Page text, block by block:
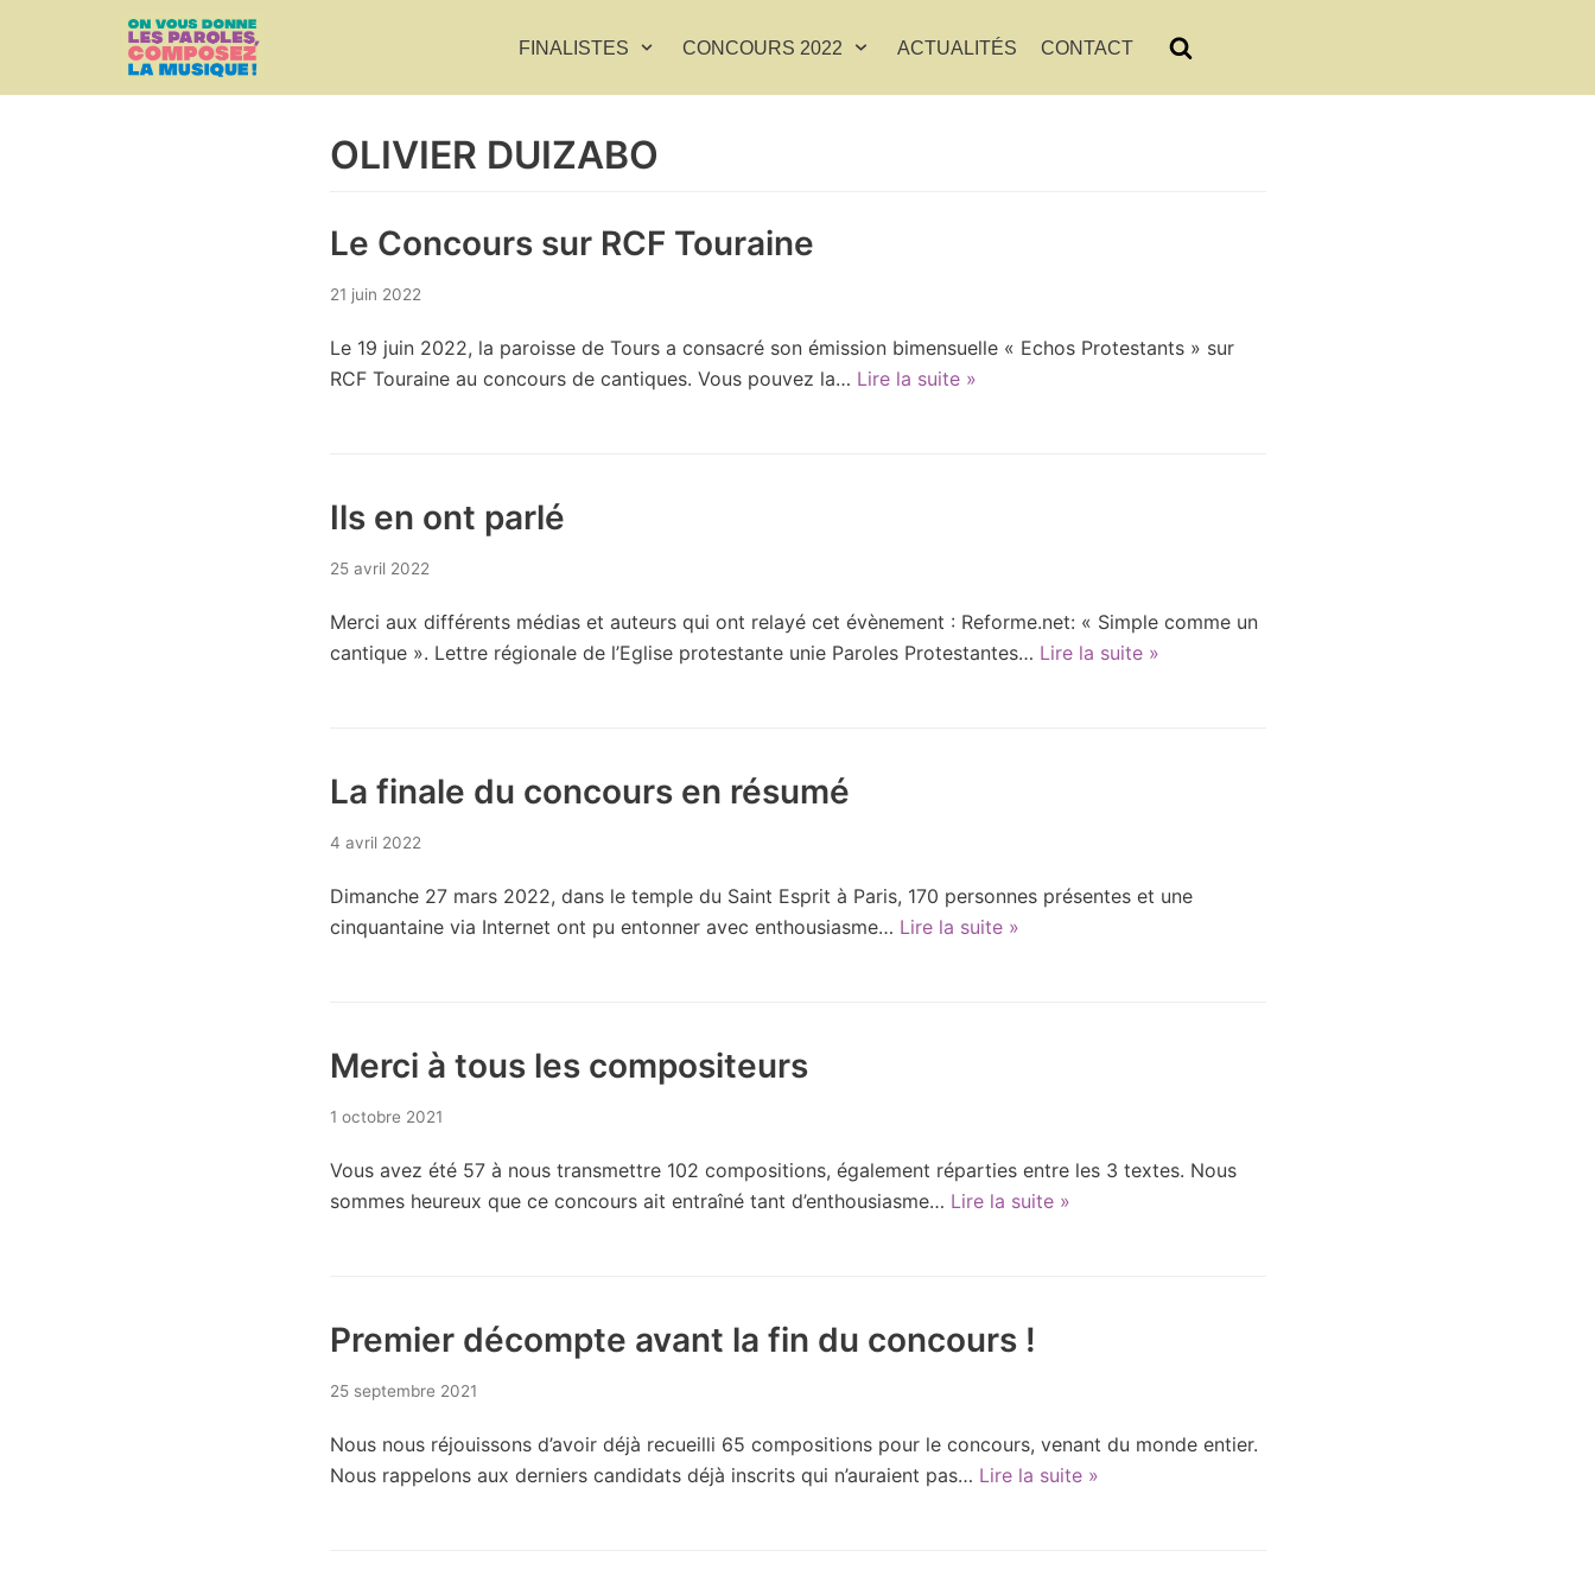
au
FINALISTES CONCOURS 2022 ACTUALITÉS CONTACT
OLIVIER DUIZABO
Le Concours sur RCF Touraine
21 juin 2022
Le 19 juin 2022, la paroisse de Tours a consacré son émission bimensuelle « Echos Protestants » sur
RCF Touraine au concours de cantiques. Vous pouvez la… Lire la suite »
Ils en ont parlé
25 avril 2022
Merci aux différents médias et auteurs qui ont relayé cet évènement : Reforme.net: « Simple comme un
cantique ». Lettre régionale de l’Eglise protestante unie Paroles Protestantes… Lire la suite »
La finale du concours en résumé
4 avril 2022
Dimanche 27 mars 2022, dans le temple du Saint Esprit à Paris, 170 personnes présentes et une
cinquantaine via Internet ont pu entonner avec enthousiasme… Lire la suite »
Merci à tous les compositeurs
1 octobre 2021
Vous avez été 57 à nous transmettre 102 compositions, également réparties entre les 3 textes. Nous
sommes heureux que ce concours ait entraîné tant d’enthousiasme… Lire la suite »
Premier décompte avant la fin du concours !
25 septembre 2021
Nous nous réjouissons d’avoir déjà recueilli 65 compositions pour le concours, venant du monde entier.
Nous rappelons aux derniers candidats déjà inscrits qui n’auraient pas… Lire la suite »